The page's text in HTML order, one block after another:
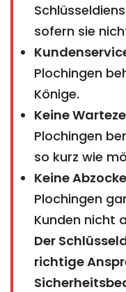
sofern sie
Plochingen
Könige.
Keine
Plochingen
so kurz wie
Keine
Plochingen
Kunden nicht
Der
richtige